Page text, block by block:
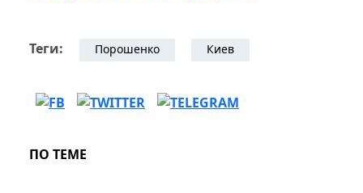
Теги: Порошенко Киев
ПО ТЕМЕ